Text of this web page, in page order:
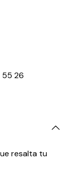
55 26
resalta tu